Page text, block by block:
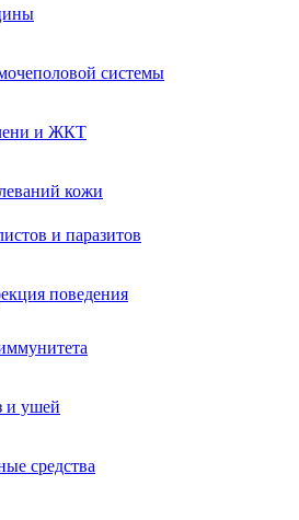
системы
и ЖКТ
кожи
и паразитов
поведения
и ушей
средства